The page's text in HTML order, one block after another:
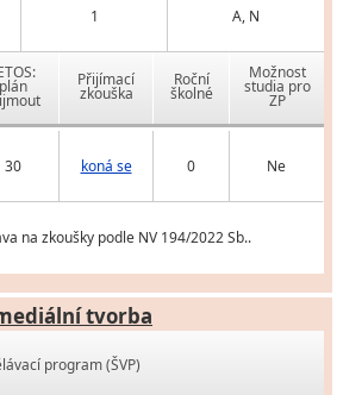
1 A, N
plán Přijímací
zkouška
Roční
školné
Možnost
studia pro
ZP
30 koná se 0 Ne
na zkoušky podle NV 194/2022 Sb..
tvorba
program (ŠVP)